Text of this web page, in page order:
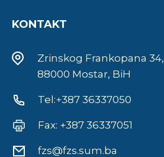
KONTAKT
Zrinskog Frankopana 34,
88000 Mostar, BiH
Tel:+387 36337050
Fax: +387 36337051
fzs@fzs.sum.ba